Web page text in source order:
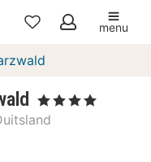
Mijn
favorieten
menu
, 4 Sterren